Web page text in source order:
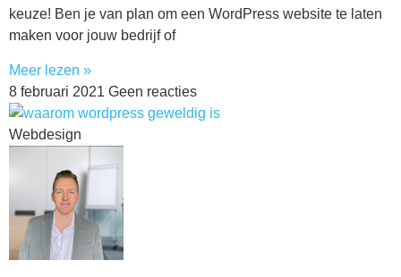
keuze! Ben je van plan om een WordPress website te laten
maken voor jouw bedrijf of
Meer lezen »
8 februari 2021 Geen reacties
Webdesign